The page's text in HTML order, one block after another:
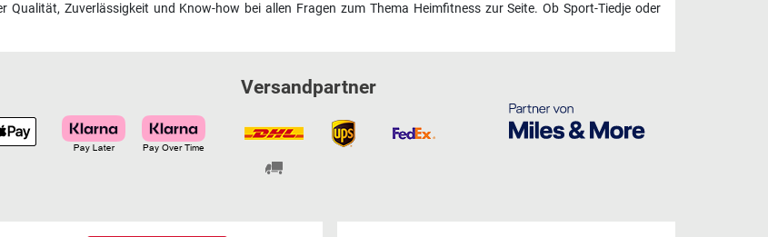
Zuverlässigkeit und Know-how bei allen Fragen zum Thema Heimfitness zur Seite. Ob Sport-Tiedje oder
Versandpartner